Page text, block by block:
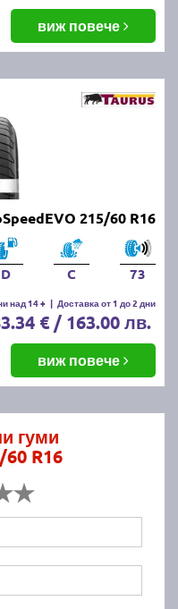
виж повече
215/60 R16
D C 73
над 14 + | Доставка от 1 до 2 дни
€ / 163.00 лв.
виж повече
гуми
60 R16